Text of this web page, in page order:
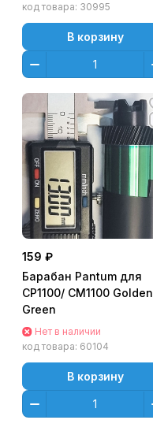
код товара: 30995
В корзину
159 ₽
Барабан Pantum для
CP1100/ CM1100 Golden
Green
Нет в наличии
код товара: 60104
В корзину